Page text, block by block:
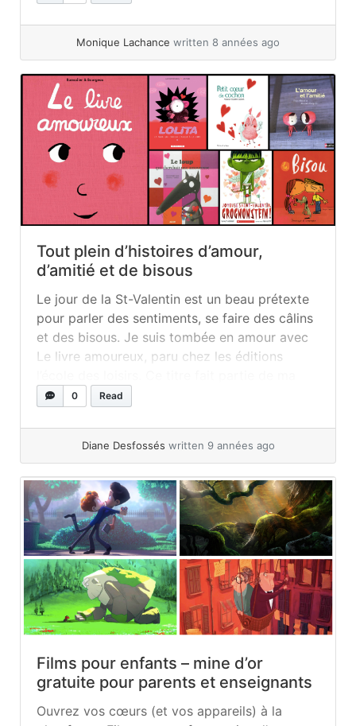
personnages... »read more
Monique Lachance written 8 années ago
Tout plein d’histoires d’amour,
d’amitié et de bisous
Le jour de la St-Valentin est un beau prétexte
pour parler des sentiments, se faire des câlins
et des bisous. Je suis tombée en amour avec
Le livre amoureux, paru chez les éditions
catégorie « les livres interactifs d’avant les
interpellent... »read more
0 Read
Diane Desfossés written 9 années ago
Films pour enfants – mine d’or
gratuite pour parents et enseignants
Ouvrez vos cœurs (et vos appareils) à la